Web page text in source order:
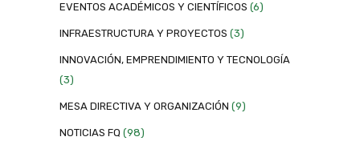
EVENTOS ACADÉMICOS Y CIENTÍFICOS (6)
INFRAESTRUCTURA Y PROYECTOS (3)
INNOVACIÓN, EMPRENDIMIENTO Y TECNOLOGÍA
(3)
MESA DIRECTIVA Y ORGANIZACIÓN (9)
NOTICIAS FQ (98)